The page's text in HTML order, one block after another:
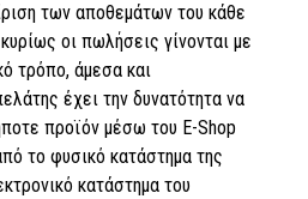
των αποθεµάτων του κάθε
οι πωλήσεις γίνονται µε
τρόπο, άµεσα και
έχει την δυνατότητα να
προϊόν µέσω του E-Shop
το φυσικό κατάστηµα της
κατάστηµα του